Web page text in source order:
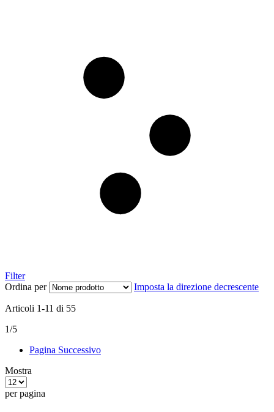
Filter
Ordina per
Imposta la direzione decrescente
Articoli 1-11 di 55
1/5
Pagina Successivo
Mostra
per pagina